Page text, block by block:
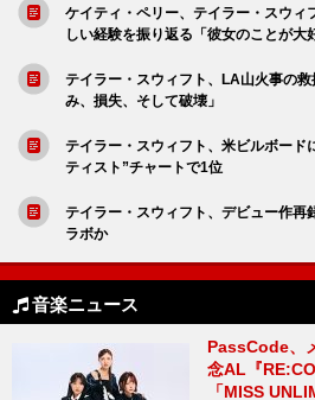
ケイティ・ペリー、テイラー・スウ
しい経験を振り返る「彼女のことが大
テイラー・スウィフト、LA山火事の
み、損失、そして破壊」
テイラー・スウィフト、米ビルボード
ティスト”チャートで1位
テイラー・スウィフト、デビュー作再
ラボか
音楽ニュース
PassCode、
念AL『
「MISS